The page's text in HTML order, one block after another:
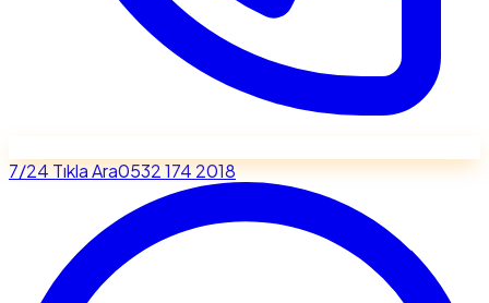
7/24 Tıkla Ara0532 174 2018